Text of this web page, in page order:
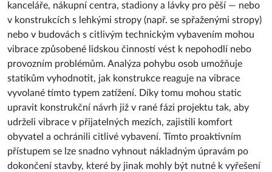
kanceláře, nákupní centra, stadiony a lávky pro pěší — nebo
v konstrukcích s lehkými stropy (např. se spřaženými stropy)
nebo v budovách s citlivým technickým vybavením mohou
vibrace způsobené lidskou činností vést k nepohodlí nebo
provozním problémům. Analýza pohybu osob umožňuje
statikům vyhodnotit, jak konstrukce reaguje na vibrace
vyvolané tímto typem zatížení. Díky tomu mohou static
upravit konstrukční návrh již v rané fázi projektu tak, aby
udrželi vibrace v přijatelných mezích, zajistili komfort
obyvatel a ochránili citlivé vybavení. Tímto proaktivním
přístupem se lze snadno vyhnout nákladným úpravám po
dokončení stavby, které by jinak mohly být nutné k vyřešení